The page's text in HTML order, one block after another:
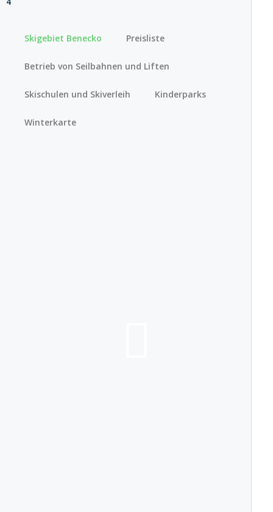
Skigebiet Benecko Preisliste
Betrieb von Seilbahnen und Liften
Skischulen und Skiverleih Kinderparks
Winterkarte